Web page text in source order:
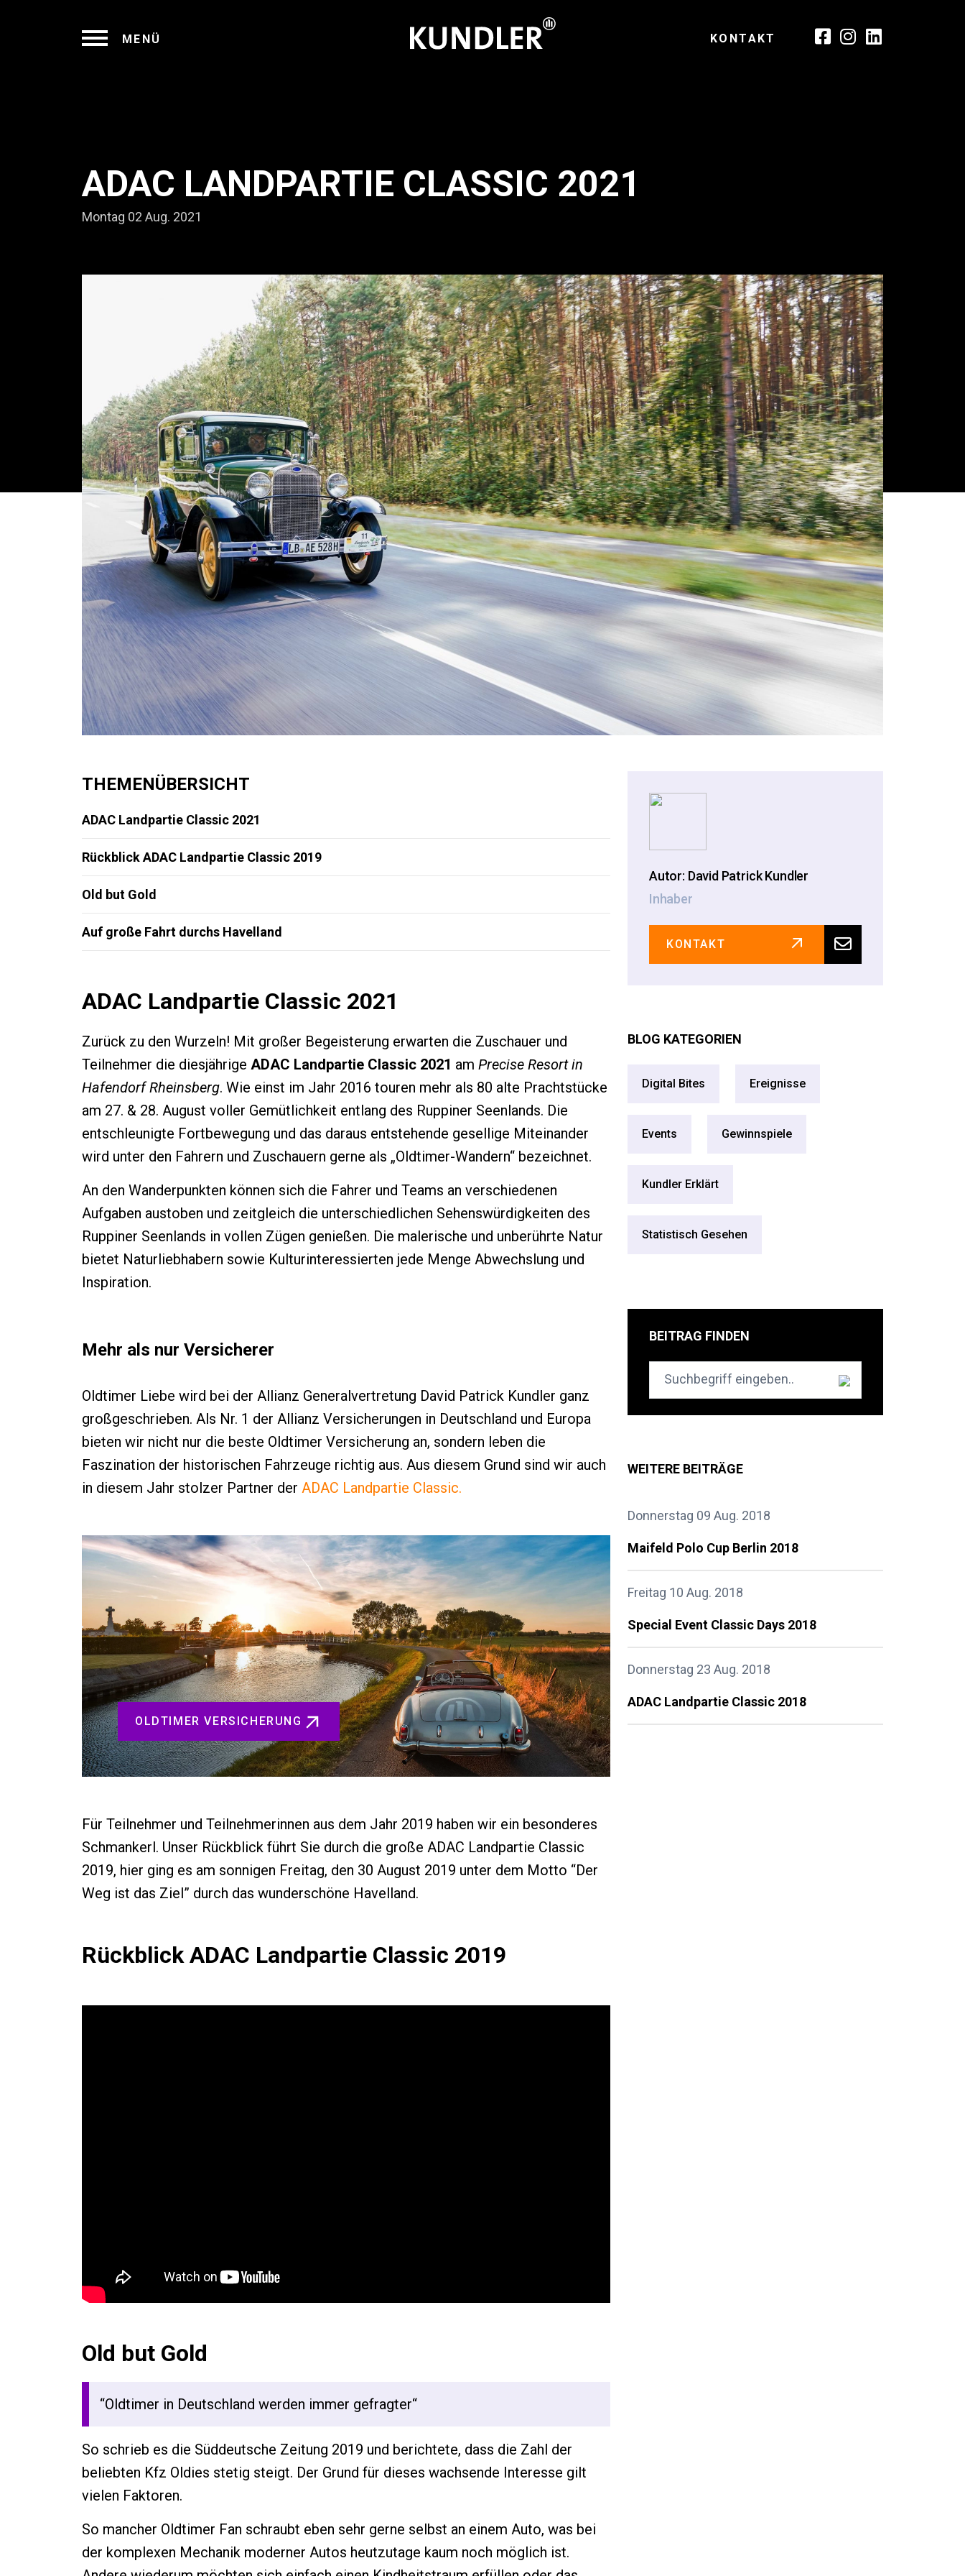
MENÜ KONTAKT
ADAC LANDPARTIE CLASSIC 2021
Montag 02 Aug. 2021
THEMENÜBERSICHT
ADAC Landpartie Classic 2021
Rückblick ADAC Landpartie Classic 2019
Old but Gold
Auf große Fahrt durchs Havelland
ADAC Landpartie Classic 2021
Zurück zu den Wurzeln! Mit großer Begeisterung erwarten die Zuschauer und
Teilnehmer die diesjährige ADAC Landpartie Classic 2021 am Precise Resort in
Hafendorf Rheinsberg. Wie einst im Jahr 2016 touren mehr als 80 alte Prachtstücke
am 27. & 28. August voller Gemütlichkeit entlang des Ruppiner Seenlands. Die
entschleunigte Fortbewegung und das daraus entstehende gesellige Miteinander
wird unter den Fahrern und Zuschauern gerne als „Oldtimer-Wandern“ bezeichnet.
An den Wanderpunkten können sich die Fahrer und Teams an verschiedenen
Aufgaben austoben und zeitgleich die unterschiedlichen Sehenswürdigkeiten des
Ruppiner Seenlands in vollen Zügen genießen. Die malerische und unberührte Natur
bietet Naturliebhabern sowie Kulturinteressierten jede Menge Abwechslung und
Inspiration.
Mehr als nur Versicherer
Oldtimer Liebe wird bei der Allianz Generalvertretung David Patrick Kundler ganz
großgeschrieben. Als Nr. 1 der Allianz Versicherungen in Deutschland und Europa
bieten wir nicht nur die beste Oldtimer Versicherung an, sondern leben die
Faszination der historischen Fahrzeuge richtig aus. Aus diesem Grund sind wir auch
in diesem Jahr stolzer Partner der ADAC Landpartie Classic.
OLDTIMER VERSICHERUNG
Für Teilnehmer und Teilnehmerinnen aus dem Jahr 2019 haben wir ein besonderes
Schmankerl. Unser Rückblick führt Sie durch die große ADAC Landpartie Classic
2019, hier ging es am sonnigen Freitag, den 30 August 2019 unter dem Motto “Der
Weg ist das Ziel” durch das wunderschöne Havelland.
Rückblick ADAC Landpartie Classic 2019
Old but Gold
“Oldtimer in Deutschland werden immer gefragter“
So schrieb es die Süddeutsche Zeitung 2019 und berichtete, dass die Zahl der
beliebten Kfz Oldies stetig steigt. Der Grund für dieses wachsende Interesse gilt
vielen Faktoren.
So mancher Oldtimer Fan schraubt eben sehr gerne selbst an einem Auto, was bei
der komplexen Mechanik moderner Autos heutzutage kaum noch möglich ist.
Autor: David Patrick Kundler
Inhaber
KONTAKT
BLOG KATEGORIEN
Digital Bites Ereignisse
Events Gewinnspiele
Kundler Erklärt
Statistisch Gesehen
BEITRAG FINDEN
WEITERE BEITRÄGE
Donnerstag 09 Aug. 2018
Maifeld Polo Cup Berlin 2018
Freitag 10 Aug. 2018
Special Event Classic Days 2018
Donnerstag 23 Aug. 2018
ADAC Landpartie Classic 2018